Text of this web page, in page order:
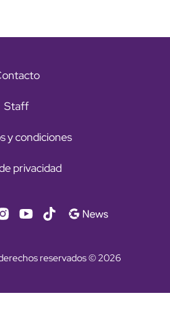
Staff
y condiciones
privacidad
reservados © 2026